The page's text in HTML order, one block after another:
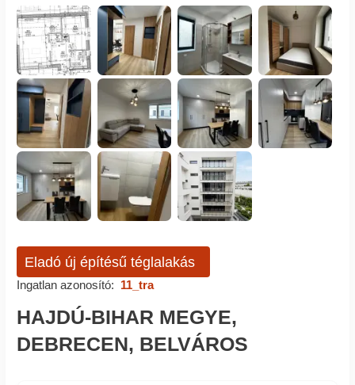
Eladó új építésű téglalakás
Ingatlan azonosító: 11_tra
HAJDÚ-BIHAR MEGYE,
DEBRECEN, BELVÁROS